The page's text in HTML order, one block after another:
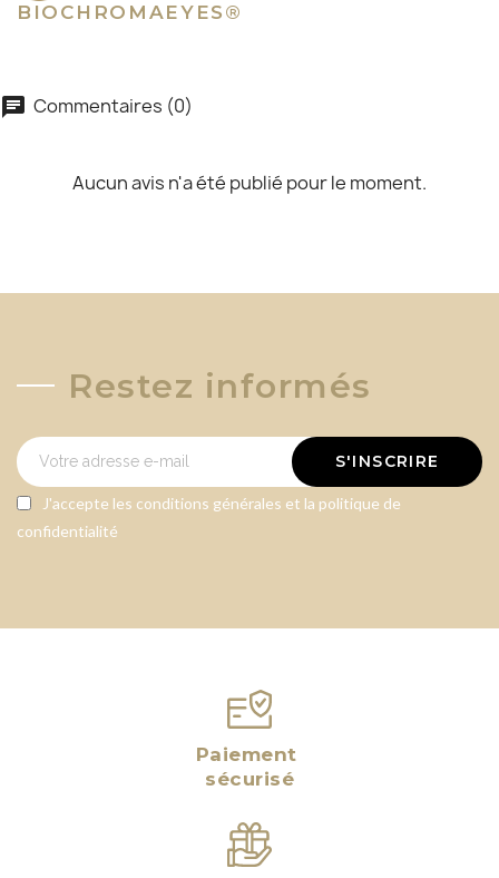
BIOCHROMAEYES®
chat Commentaires (0)
Aucun avis n'a été publié pour le moment.
Restez informés
S'INSCRIRE
J'accepte les conditions générales et la politique de
confidentialité
Paiement
sécurisé